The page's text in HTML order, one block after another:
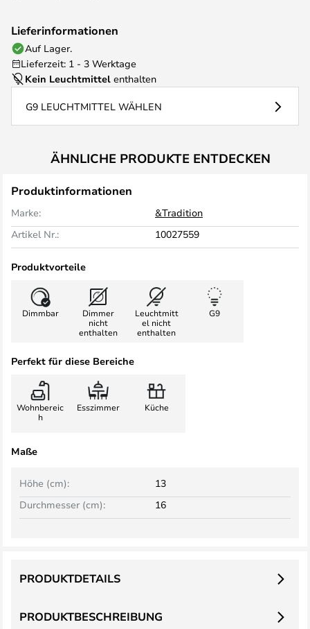
Lieferinformationen
Auf Lager.
Lieferzeit: 1 - 3 Werktage
Kein Leuchtmittel enthalten
G9 LEUCHTMITTEL WÄHLEN
ÄHNLICHE PRODUKTE ENTDECKEN
Produktinformationen
Marke:
&Tradition
Artikel Nr.:
10027559
Produktvorteile
Dimmbar
Dimmer
nicht
enthalten
Leuchtmitt
el nicht
enthalten
G9
Perfekt für diese Bereiche
Wohnbereic
h
Esszimmer Küche
Maße
Höhe (cm):
13
Durchmesser (cm):
16
PRODUKTBESCHREIBUNG
PRODUKTDETAILS